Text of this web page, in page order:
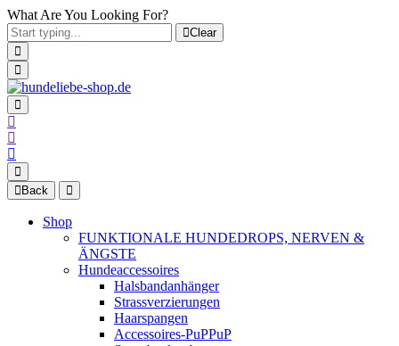
What Are You Looking For?
Clear
Back
Shop
FUNKTIONALE HUNDEDROPS, NERVEN &
ÄNGSTE
Hundeaccessoires
Halsbandanhänger
Strassverzierungen
Haarspangen
Accessoires-PuPPuP